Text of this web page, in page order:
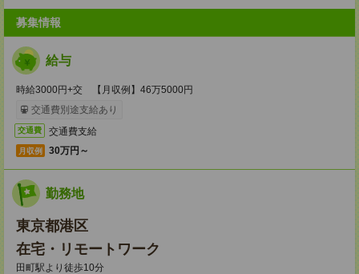
募集情報
給与
時給3000円+交 【月収例】46万5000円
交通費別途支給あり
交通費 交通費支給
月収例 30万円～
勤務地
東京都港区
在宅・リモートワーク
田町駅より徒歩10分